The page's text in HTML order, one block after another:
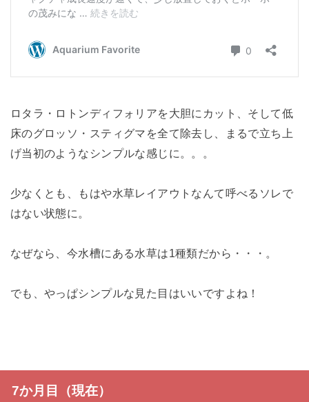
ロタラ・ロトンディフォリアを大胆にカット、そして低
床のグロッソ・スティグマを全て除去し、まるで立ち上
げ当初のようなシンプルな感じに。。。
少なくとも、もはや水草レイアウトなんて呼べるソレで
はない状態に。
なぜなら、今水槽にある水草は1種類だから・・・。
でも、やっぱシンプルな見た目はいいですよね！
7か月目（現在）